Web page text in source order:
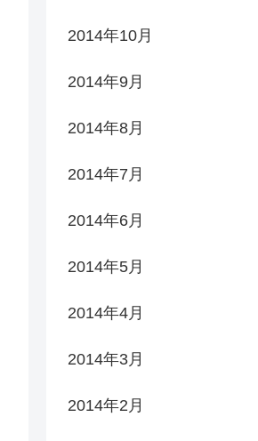
2014年10月
2014年9月
2014年8月
2014年7月
2014年6月
2014年5月
2014年4月
2014年3月
2014年2月